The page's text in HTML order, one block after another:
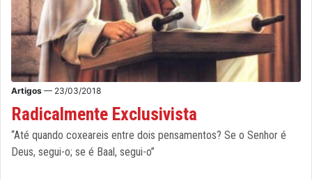
Artigos — 23/03/2018
Radicalmente Exclusivista
“Até quando coxeareis entre dois pensamentos? Se o Senhor é
Deus, segui-o; se é Baal, segui-o”